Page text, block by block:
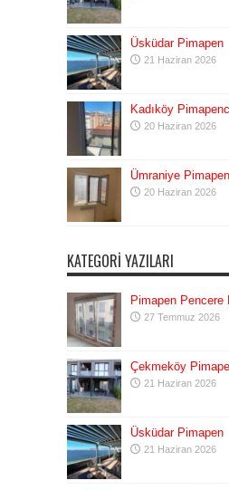
Üsküdar Pimapen
21 Haziran 2026
Kadıköy
20 Haziran 2026
Ümraniye Pimapen
20 Haziran 2026
KATEGORI YAZILARI
Pimapen Pencere
27 Temmuz 2026
Çekmeköy
21 Haziran 2026
Üsküdar Pimapen
21 Haziran 2026